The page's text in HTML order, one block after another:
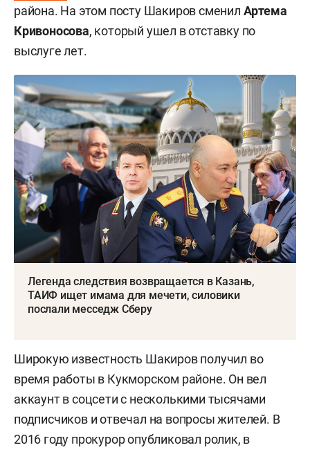
района. На этом посту Шакиров сменил Артема
Кривоносова, который ушел в отставку по
выслуге лет.
Легенда следствия возвращается в Казань,
ТАИФ ищет имама для мечети, силовики
послали месседж Сберу
Широкую известность Шакиров получил во
время работы в Кукморском районе. Он вел
аккаунт в соцсети с несколькими тысячами
подписчиков и отвечал на вопросы жителей. В
2016 году прокурор опубликовал ролик, в